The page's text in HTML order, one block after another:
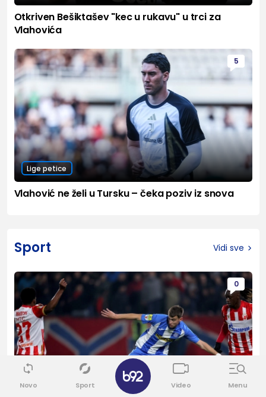
Otkriven Bešiktašev "kec u rukavu" u trci za
Vlahovića
5
Lige petice
Vlahović ne želi u Tursku – čeka poziv iz snova
Sport Vidi sve
0
Novo Sport Video Menu